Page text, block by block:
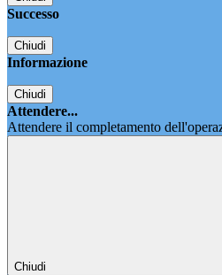
Successo
Chiudi
Informazione
Chiudi
Attendere...
Attendere il completamento
Chiudi